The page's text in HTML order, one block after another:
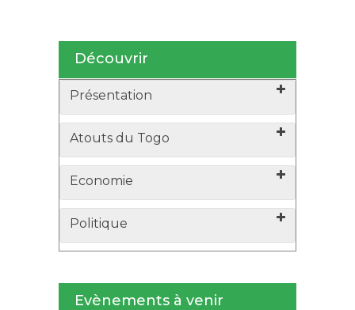
Découvrir
Présentation
Atouts du Togo
Economie
Politique
Evènements à venir